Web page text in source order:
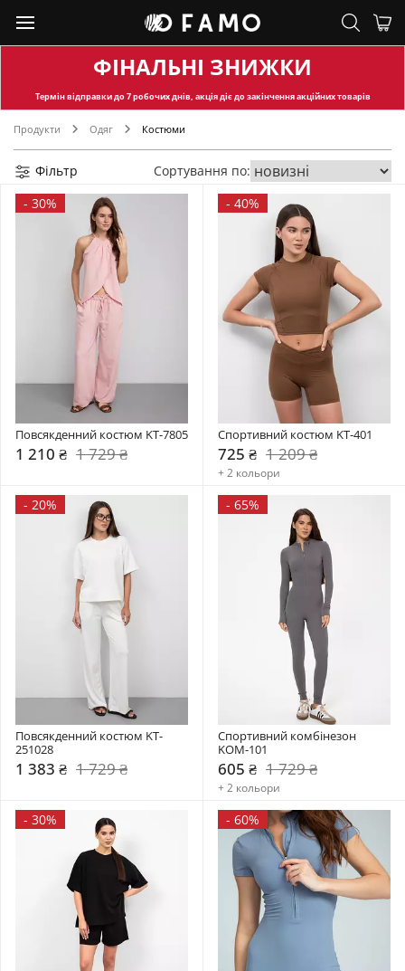
ФІНАЛЬНІ ЗНИЖКИ
Термін відправкидо 7 робочих днів, акція діє до закінчення акційних товарів
Продукти Одяг Костюми
Фільтр
Сортування по:
- 30%
Повсякденний костюм KT-7805
1 210 ₴ 1 729 ₴
- 40%
Спортивний костюм KT-401
725 ₴ 1 209 ₴
+ 2 кольори
- 20%
Повсякденний костюм KT-
251028
1 383 ₴ 1 729 ₴
- 65%
Спортивний комбінезон
KOM-101
605 ₴ 1 729 ₴
+ 2 кольори
- 30% - 60%